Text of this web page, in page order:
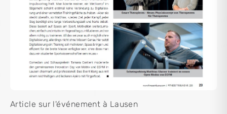
Article sur l'événement à Lausen